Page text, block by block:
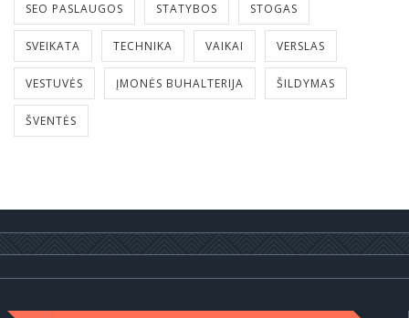
SEO PASLAUGOS STATYBOS STOGAS
SVEIKATA TECHNIKA VAIKAI VERSLAS
VESTUVĖS ĮMONĖS BUHALTERIJA ŠILDYMAS
ŠVENTĖS